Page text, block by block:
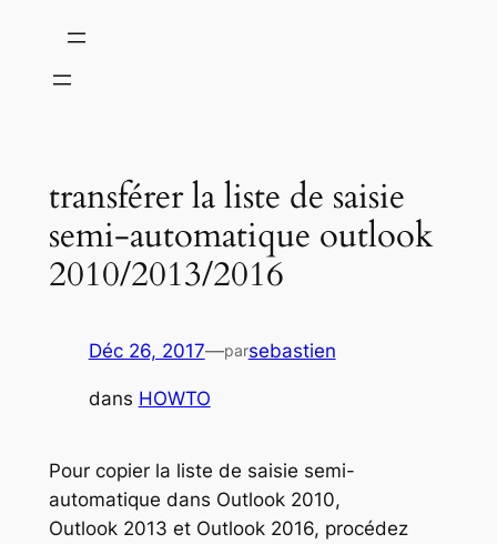
transférer la liste de saisie
semi-automatique outlook
2010/2013/2016
Déc 26, 2017—parsebastien
dans HOWTO
Pour copier la liste de saisie semi-
automatique dans Outlook 2010,
Outlook 2013 et Outlook 2016, procédez